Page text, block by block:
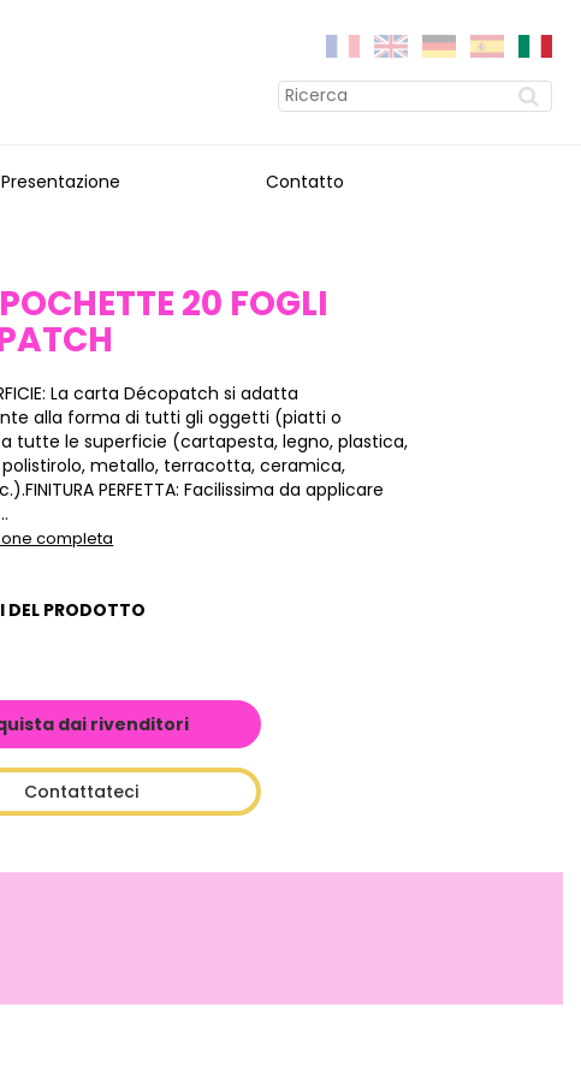
Presentazione Contatto
20 FOGLI
La carta Décopatch si adatta
alla forma di tutti gli oggetti (piatti o
tutte le superficie (cartapesta, legno, plastica,
metallo, terracotta, ceramica,
PERFETTA: Facilissima da applicare
completa
DEL PRODOTTO
dai rivenditori
Contattateci